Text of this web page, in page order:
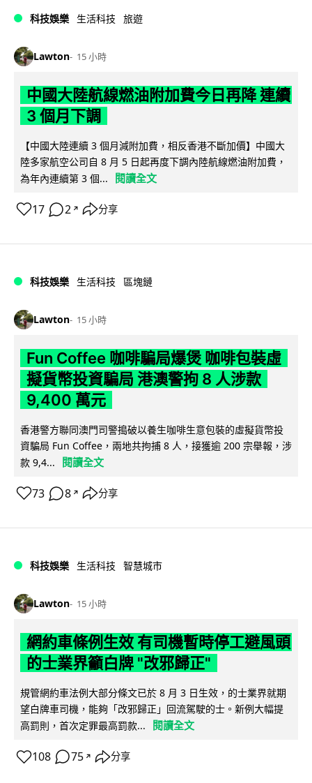
科技娛樂 生活科技 旅遊
Lawton 15 小時
中國大陸航線燃油附加費今日再降 連續
3 個月下調
【中國大陸連續 3 個月減附加費，相反香港不斷加價】中國大
陸多家航空公司自 8 月 5 日起再度下調內陸航線燃油附加費，
為年內連續第 3 個...
閱讀全文
17 2 ↗ 分享
科技娛樂 生活科技 區塊鏈
Lawton 15 小時
Fun Coffee 咖啡騙局爆煲 咖啡包裝虛
擬貨幣投資騙局 港澳警拘 8 人涉款
9,400 萬元
香港警方聯同澳門司警搗破以養生咖啡生意包裝的虛擬貨幣投
資騙局 Fun Coffee，兩地共拘捕 8 人，接獲逾 200 宗舉報，涉
款 9,4...
閱讀全文
73 8 ↗ 分享
科技娛樂 生活科技 智慧城市
Lawton 15 小時
網約車條例生效 有司機暫時停工避風頭
的士業界籲白牌 "改邪歸正"
規管網約車法例大部分條文已於 8 月 3 日生效，的士業界就期
望白牌車司機，能夠「改邪歸正」回流駕駛的士。新例大幅提
高罰則，首次定罪最高罰款...
閱讀全文
108 75 ↗ 分享